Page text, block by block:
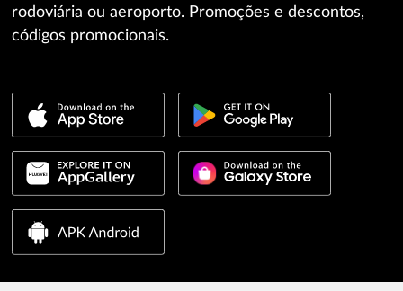
rodoviária ou aeroporto. Promoções e descontos,
códigos promocionais.